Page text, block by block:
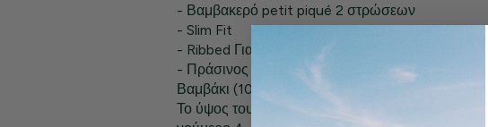
- Βαμβακερό petit piqué 2 στρώσεων
- Slim Fit
- Ribbed Γιακάς
- Πράσινος κεντημένος κροκόδειλος στο στήθος
Βαμβάκι (100%)
Το ύψος του μοντέλου είναι 1,80 μ. και φοράει το